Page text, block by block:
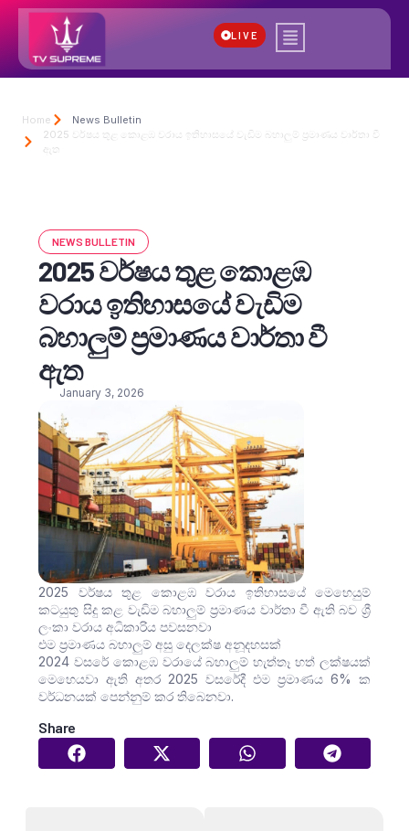
LIVE
Home
News Bulletin
2025 වර්ෂය තුළ කොළඹ වරාය ඉතිහාසයේ වැඩිම බහාලුම් ප්‍රමාණය වාර්තා වී
ඇත
NEWS BULLETIN
2025 වර්ෂය තුළ කොළඹ
වරාය ඉතිහාසයේ වැඩිම
බහාලුම් ප්‍රමාණය වාර්තා වී
ඇත
January 3, 2026
2025 වර්ෂය තුළ කොළඹ වරාය ඉතිහාසයේ මෙහෙයුම්
කටයුතු සිදු කළ වැඩිම බහාලුම් ප්‍රමාණය වාර්තා වී ඇති බව ශ්‍රී
ලංකා වරාය අධිකාරිය පවසනවා
එම ප්‍රමාණය බහාලුම් අසු දෙලක්ෂ අනූදහසක්
2024 වසරේ කොළඹ වරායේ බහාලුම් හැත්තෑ හත් ලක්ෂයක්
මෙහෙයවා ඇති අතර 2025 වසරේදී එම ප්‍රමාණය 6% ක
වර්ධනයක් පෙන්නුම් කර තිබෙනවා.
Share